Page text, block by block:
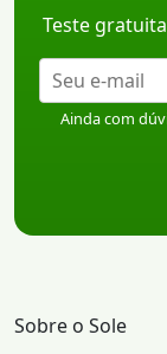
Teste
Ainda com
Sobre o Sole